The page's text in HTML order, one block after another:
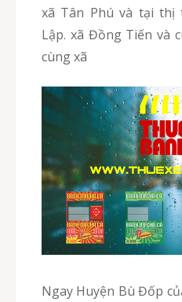
xã Tân Phú và tại thị
Lập. xã Đồng Tiến và
cùng xã
Ngay Huyện Bù Đốp của Bình Phước, hiện tại